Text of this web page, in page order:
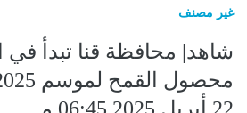
غير مصنف
شاهد| محافظة قنا تبدأ في